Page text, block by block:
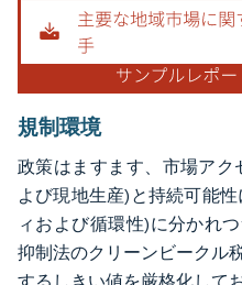
規制環境
政策はますます、市場ア
よび現地生産)と持続可能
ィおよび循環性)に分かれ
抑制法のクリーンビークル